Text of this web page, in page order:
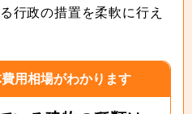
行政の措置を柔軟に行え
用相場がわかります